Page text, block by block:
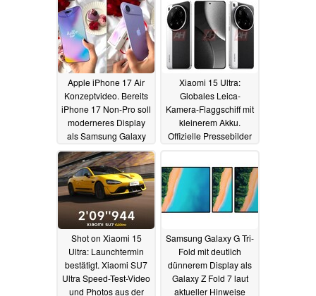
16.02.2025
Apple iPhone 17 Air
Konzeptvideo. Bereits
iPhone 17 Non-Pro soll
moderneres Display
als Samsung Galaxy
S25 Ultra bieten
15.02.2025
Xiaomi 15 Ultra:
Globales Leica-
Kamera-Flaggschiff mit
kleinerem Akku.
Offizielle Pressebilder
Shot on Xiaomi 15
Ultra: Launchtermin
bestätigt. Xiaomi SU7
Ultra Speed-Test-Video
und Photos aus der
Samsung Galaxy G Tri-
Fold mit deutlich
dünnerem Display als
Galaxy Z Fold 7 laut
aktueller Hinweise